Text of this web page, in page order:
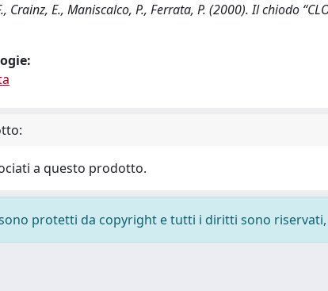
Crainz, E., Maniscalco, P., Ferrata, P. (2000). Il chiodo
a questo prodotto.
protetti da copyright e tutti i diritti sono riservati,